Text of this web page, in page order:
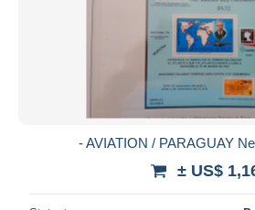
- AVIATION / PARAGUAY
± US$